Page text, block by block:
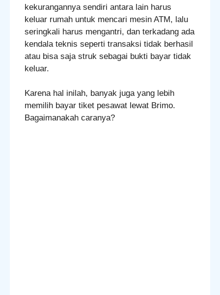
kekurangannya sendiri antara lain harus
keluar rumah untuk mencari mesin ATM, lalu
seringkali harus mengantri, dan terkadang ada
kendala teknis seperti transaksi tidak berhasil
atau bisa saja struk sebagai bukti bayar tidak
keluar.
Karena hal inilah, banyak juga yang lebih
memilih bayar tiket pesawat lewat Brimo.
Bagaimanakah caranya?